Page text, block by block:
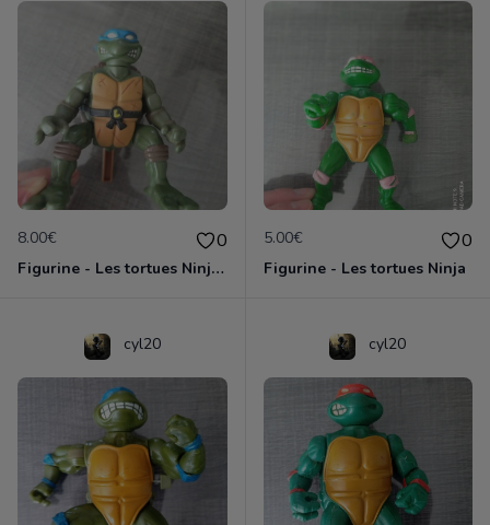
8.00€ 0
Figurine - Les tortues Ninja - Leonardo
5.00€ 0
Figurine - Les tortues Ninja
cyl20 cyl20